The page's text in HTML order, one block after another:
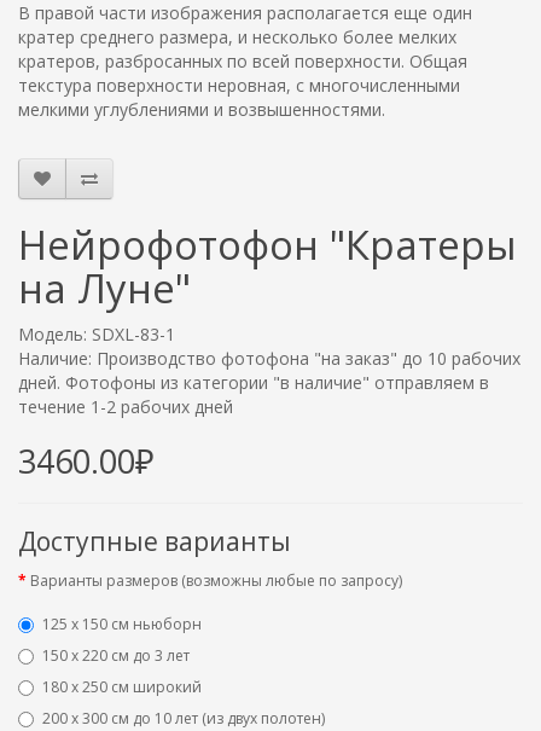
В правой части изображения располагается еще один
кратер среднего размера, и несколько более мелких
кратеров, разбросанных по всей поверхности. Общая
текстура поверхности неровная, с многочисленными
мелкими углублениями и возвышенностями.
Нейрофотофон "Кратеры
на Луне"
Модель: SDXL-83-1
Наличие: Производство фотофона "на заказ" до 10 рабочих
дней. Фотофоны из категории "в наличие" отправляем в
течение 1-2 рабочих дней
3460.00₽
Доступные варианты
Варианты размеров (возможны любые по запросу)
125 x 150 см ньюборн
150 х 220 см до 3 лет
180 х 250 см широкий
200 х 300 см до 10 лет (из двух полотен)